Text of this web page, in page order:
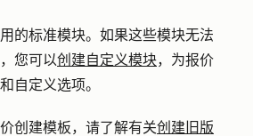
的标准模块。如果这些模块无法
您可以创建自定义模块，为报价
自定义选项。
创建模板，请了解有关创建旧版